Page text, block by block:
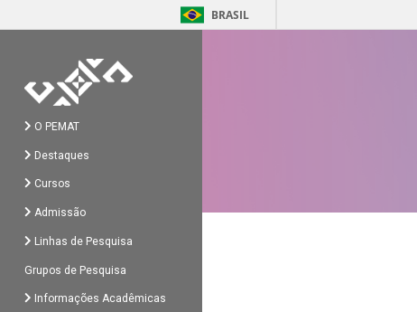
BRASIL
O PEMAT
Destaques
Cursos
Admissão
Linhas de Pesquisa
Grupos de Pesquisa
Informações Acadêmicas